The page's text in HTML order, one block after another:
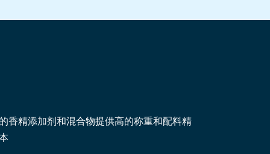
香精添加剂和混合物提供高的称重和配料精